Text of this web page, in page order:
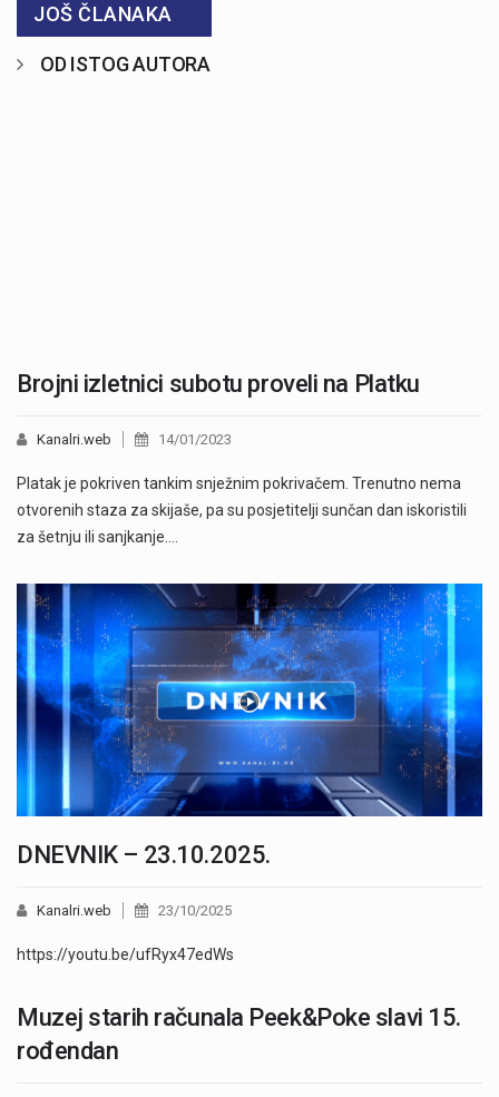
JOŠ ČLANAKA
OD ISTOG AUTORA
Brojni izletnici subotu proveli na Platku
Kanalri.web 14/01/2023
Platak je pokriven tankim snježnim pokrivačem. Trenutno nema
otvorenih staza za skijaše, pa su posjetitelji sunčan dan iskoristili
za šetnju ili sanjkanje.…
DNEVNIK – 23.10.2025.
Kanalri.web 23/10/2025
https://youtu.be/ufRyx47edWs
Muzej starih računala Peek&Poke slavi 15.
rođendan